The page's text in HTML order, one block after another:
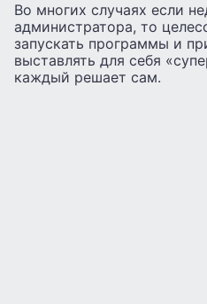
Во многих случаях если
администратора, то
запускать программы и
выставлять для себя
каждый решает сам.